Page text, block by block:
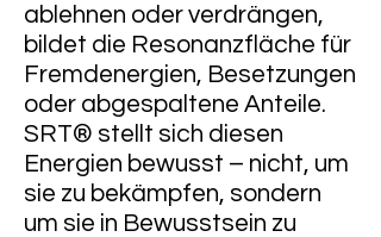
ablehnen oder verdrängen,
bildet die Resonanzfläche für
Fremdenergien, Besetzungen
oder abgespaltene Anteile.
SRT® stellt sich diesen
Energien bewusst – nicht, um
sie zu bekämpfen, sondern
um sie in Bewusstsein zu